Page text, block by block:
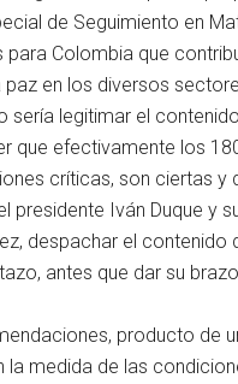
de Seguimiento en
para Colombia que
en los diversos
sería legitimar el
que efectivamente los
críticas, son ciertas y
presidente Iván Duque y
despachar el contenido
antes que dar su
producto de
la medida de las